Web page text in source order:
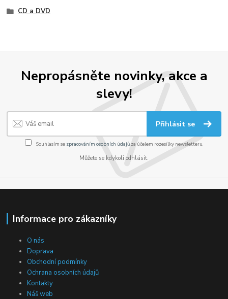
CD a DVD
Nepropásněte novinky, akce a
slevy!
Přihlásit se
Souhlasím se zpracováním osobních údajůza účelem rozesílky newsletteru.
Můžete se kdykoli odhlásit.
Informace pro zákazníky
O nás
Doprava
Obchodní podmínky
Ochrana osobních údajů
Kontakty
Náš web